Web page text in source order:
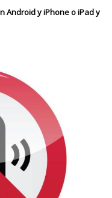
Android y iPhone o iPad y